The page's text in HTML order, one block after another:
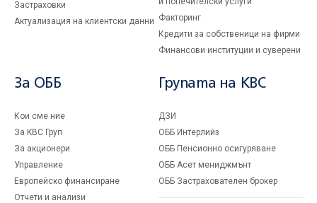
Застраховки
Актуализация на клиентски данни Факторинг
Кредити за собственици на фирми
Финансови институции и суверени
За ОББ
Кои сме ние
За KBC Груп
За акционери
Управление
Европейско финансиране
Отчети и анализи
Групата на KBC
ДЗИ
ОББ Интерлийз
ОББ Пенсионно осигуряване
ОББ Асет мениджмънт
ОББ Застрахователен брокер